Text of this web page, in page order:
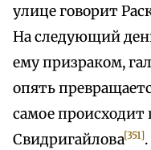
улице говорит
На следующий
ему призраком,
опять
самое
Свидригайлова[351]